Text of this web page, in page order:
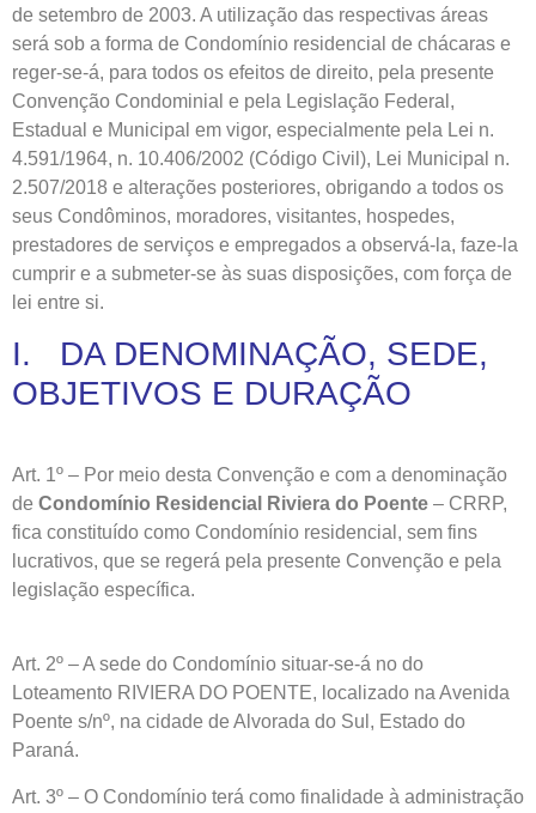
de setembro de 2003. A utilização das respectivas áreas
será sob a forma de Condomínio residencial de chácaras e
reger-se-á, para todos os efeitos de direito, pela presente
Convenção Condominial e pela Legislação Federal,
Estadual e Municipal em vigor, especialmente pela Lei n.
4.591/1964, n. 10.406/2002 (Código Civil), Lei Municipal n.
2.507/2018 e alterações posteriores, obrigando a todos os
seus Condôminos, moradores, visitantes, hospedes,
prestadores de serviços e empregados a observá-la, faze-la
cumprir e a submeter-se às suas disposições, com força de
lei entre si.
I. DA DENOMINAÇÃO, SEDE,
OBJETIVOS E DURAÇÃO
Art. 1º – Por meio desta Convenção e com a denominação
de Condomínio Residencial Riviera do Poente – CRRP,
fica constituído como Condomínio residencial, sem fins
lucrativos, que se regerá pela presente Convenção e pela
legislação específica.
Art. 2º – A sede do Condomínio situar-se-á no do
Loteamento RIVIERA DO POENTE, localizado na Avenida
Poente s/nº, na cidade de Alvorada do Sul, Estado do
Paraná.
Art. 3º – O Condomínio terá como finalidade à administração